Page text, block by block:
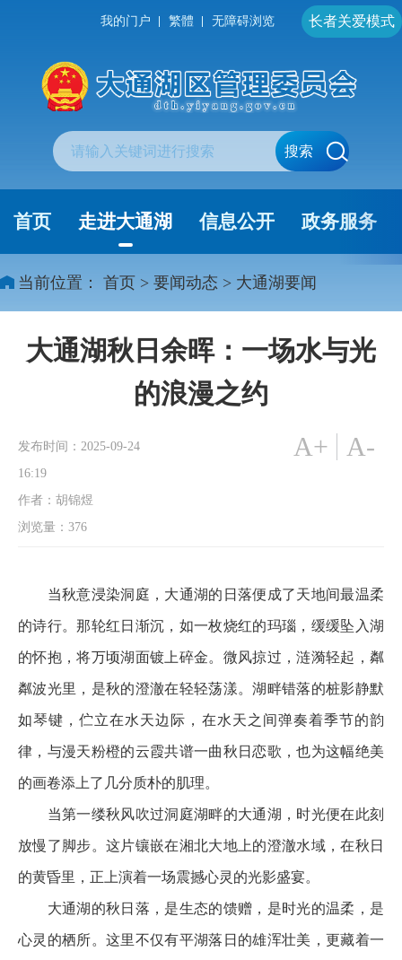
我的门户 繁體 无障碍浏览 长者关爱模式
搜索
首页 走进大通湖 信息公开 政务服务
当前位置： 首页 > 要闻动态 > 大通湖要闻
大通湖秋日余晖：一场水与光
的浪漫之约
发布时间：2025-09-24
16:19
作者：胡锦煜
浏览量： 376
A+ A-
当秋意浸染洞庭，大通湖的日落便成了天地间最温柔
的诗行。那轮红日渐沉，如一枚烧红的玛瑙，缓缓坠入湖
的怀抱，将万顷湖面镀上碎金。微风掠过，涟漪轻起，粼
粼波光里，是秋的澄澈在轻轻荡漾。湖畔错落的桩影静默
如琴键，伫立在水天边际，在水天之间弹奏着季节的韵
律，与漫天粉橙的云霞共谱一曲秋日恋歌，也为这幅绝美
的画卷添上了几分质朴的肌理。
当第一缕秋风吹过洞庭湖畔的大通湖，时光便在此刻
放慢了脚步。这片镶嵌在湘北大地上的澄澈水域，在秋日
的黄昏里，正上演着一场震撼心灵的光影盛宴。
大通湖的秋日落，是生态的馈赠，是时光的温柔，是
心灵的栖所。这里不仅有平湖落日的雄浑壮美，更藏着一